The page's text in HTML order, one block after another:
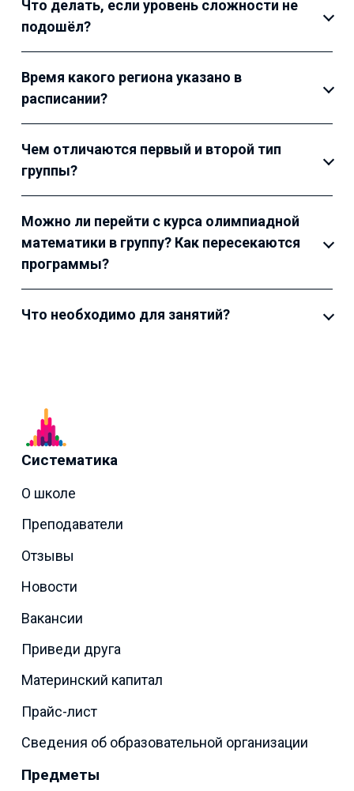
Что делать, если уровень сложности не
подошёл?
Время какого региона указано в
расписании?
Чем отличаются первый и второй тип
группы?
Можно ли перейти с курса олимпиадной
математики в группу? Как пересекаются
программы?
Что необходимо для занятий?
Систематика
О школе
Преподаватели
Отзывы
Новости
Вакансии
Приведи друга
Материнский капитал
Прайс-лист
Сведения об образовательной организации
Предметы